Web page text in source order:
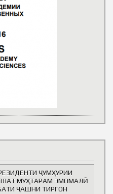
ҶУМҲУРИИ
МУҲТАРАМ ЭМОМАЛӢ
ҶАШНИ ТИРГОН